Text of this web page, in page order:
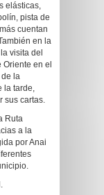
elásticas,
pista de
cuentan
en la
visita del
en el
de la
la tarde,
sus cartas.
Ruta
a la
por Anai